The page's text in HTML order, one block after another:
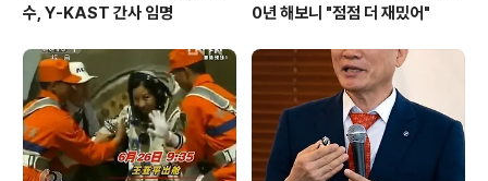
수, Y-KAST 간사 임명
0년 해보니 "점점 더 재밌어"